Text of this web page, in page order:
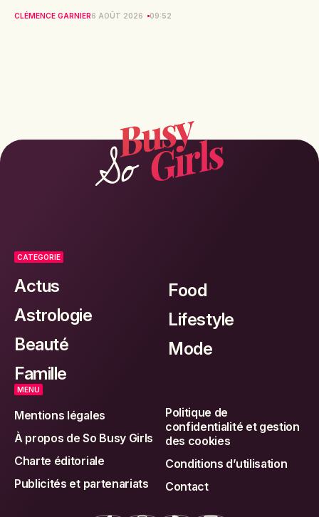
CLÉMENCE GARNIER6 AOÛT 2026 09:52
CATEGORIE
Actus
Astrologie
Beauté
Famille
Food
Lifestyle
Mode
MENU
Mentions légales
À propos de So Busy Girls
Charte éditoriale
Publicités et partenariats
Politique de
confidentialité et gestion
des cookies
Conditions d’utilisation
Contact